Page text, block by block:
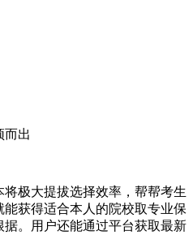
而出
极大提拔选择效率，帮帮考生
获得适合本人的院校取专业保
。用户还能通过平台获取最新